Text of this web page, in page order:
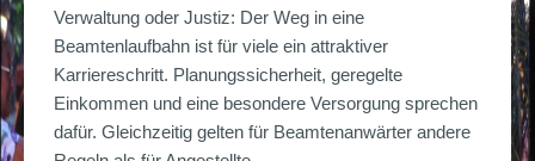
Verwaltung oder Justiz: Der Weg in eine
Beamtenlaufbahn ist für viele ein attraktiver
Karriereschritt. Planungssicherheit, geregelte
Einkommen und eine besondere Versorgung sprechen
dafür. Gleichzeitig gelten für Beamtenanwärter andere